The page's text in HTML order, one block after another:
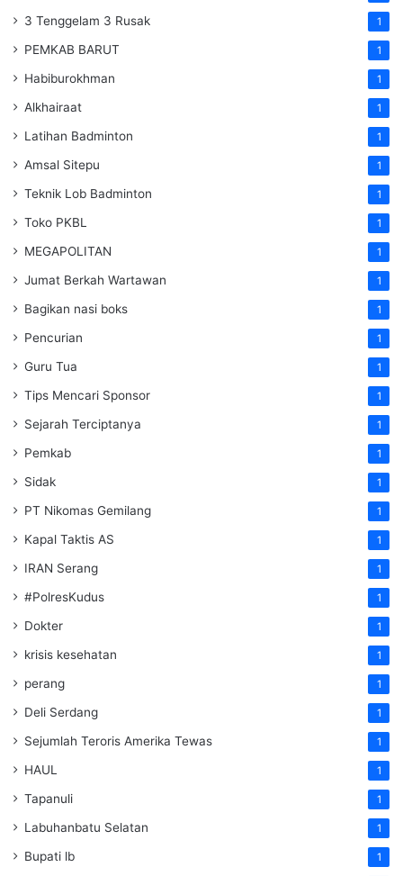
3 Tenggelam 3 Rusak 1
PEMKAB BARUT 1
Habiburokhman 1
Alkhairaat 1
Latihan Badminton 1
Amsal Sitepu 1
Teknik Lob Badminton 1
Toko PKBL 1
MEGAPOLITAN 1
Jumat Berkah Wartawan 1
Bagikan nasi boks 1
Pencurian 1
Guru Tua 1
Tips Mencari Sponsor 1
Sejarah Terciptanya 1
Pemkab 1
Sidak 1
PT Nikomas Gemilang 1
Kapal Taktis AS 1
IRAN Serang 1
#PolresKudus 1
Dokter 1
krisis kesehatan 1
perang 1
Deli Serdang 1
Sejumlah Teroris Amerika Tewas 1
HAUL 1
Tapanuli 1
Labuhanbatu Selatan 1
Bupati lb 1